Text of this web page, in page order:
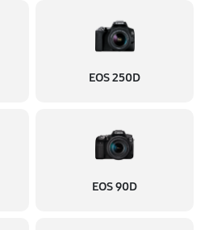
EOS 250D
EOS 90D